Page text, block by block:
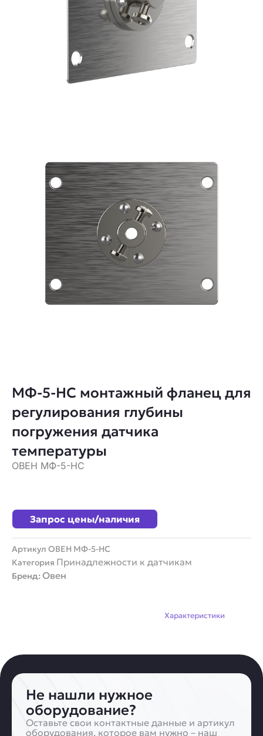
МФ-5-НС монтажный фланец для
регулирования глубины
погружения датчика
температуры
ОВЕН МФ-5-НС
Запрос цены/наличия
Артикул ОВЕН МФ-5-НС
Категория Принадлежности к датчикам
Бренд: Овен
Характеристики
Не нашли нужное
оборудование?
Оставьте свои контактные данные и артикул
оборудования, которое вам нужно – наш